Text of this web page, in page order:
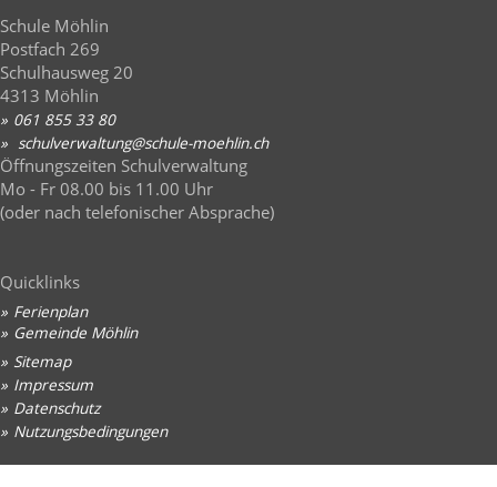
Schule Möhlin
Postfach 269
Schulhausweg 20
4313 Möhlin
061 855 33 80
sch lv rw lt ng sch l -m hln ch
Öffnungszeiten Schulverwaltung
Mo - Fr 08.00 bis 11.00 Uhr
(oder nach telefonischer Absprache)
Quicklinks
Ferienplan
Gemeinde Möhlin
Sitemap
Impressum
Datenschutz
Nutzungsbedingungen